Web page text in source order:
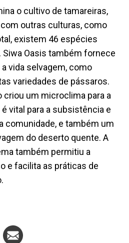
o cultivo de tamareiras,
outras culturas, como
existem 46 espécies
Oasis também fornece
vida selvagem, como
variedades de pássaros.
criou um microclima para a
vital para a subsistência e
comunidade, e também um
do deserto quente. A
também permitiu a
e facilita as práticas de